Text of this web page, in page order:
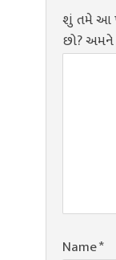
શું તમે આ
છો?
Name*